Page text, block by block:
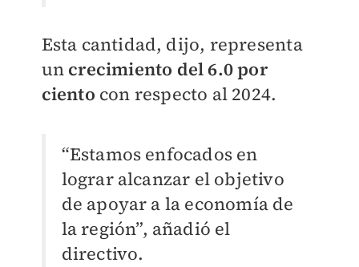
Esta cantidad, dijo, representa
un crecimiento del 6.0 por
ciento con respecto al 2024.
“Estamos enfocados en
lograr alcanzar el objetivo
de apoyar a la economía de
la región”, añadió el
directivo.